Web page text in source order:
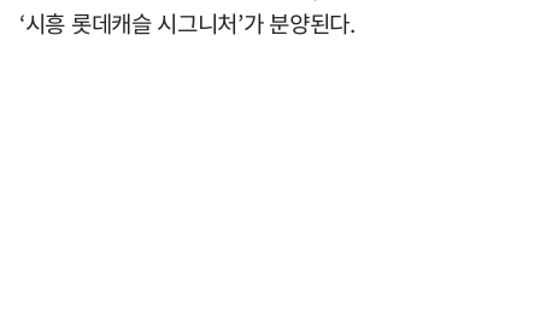
‘시흥 롯데캐슬 시그니처’가 분양된다.